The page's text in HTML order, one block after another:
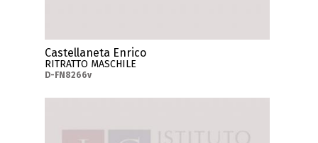
Castellaneta Enrico
RITRATTO MASCHILE
D-FN8266v